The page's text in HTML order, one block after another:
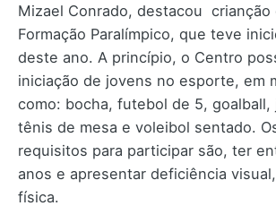
Mizael Conrado, destacou crianção
Formação Paralímpico, que teve
deste ano. A princípio, o Centro
iniciação de jovens no esporte, em
como: bocha, futebol de 5, goalball,
tênis de mesa e voleibol sentado.
requisitos para participar são, ter
anos e apresentar deficiência
física.